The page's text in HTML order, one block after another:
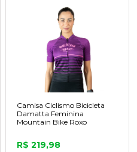
Camisa Ciclismo Bicicleta
Damatta Feminina
Mountain Bike Roxo
R$ 219,98